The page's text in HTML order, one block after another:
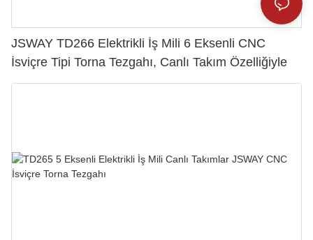
JSWAY TD266 Elektrikli İş Mili 6 Eksenli CNC
İsviçre Tipi Torna Tezgahı, Canlı Takım Özelliğiyle